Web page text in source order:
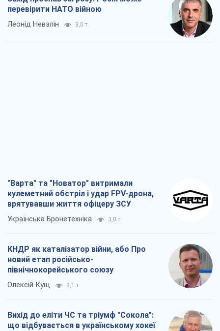
перевірити НАТО війною
Леонід Невзлін 3,0 т.
"Варта" та "Новатор" витримали
кулеметний обстріл і удар FPV-дрона,
врятувавши життя офіцеру ЗСУ
Українська Бронетехніка 3,0 т.
КНДР як каталізатор війни, або Про
новий етап російсько-
північнокорейського союзу
Олексій Кущ 3,1 т.
Вихід до еліти ЧС та тріумф "Сокола":
що відбувається в українському хокеї